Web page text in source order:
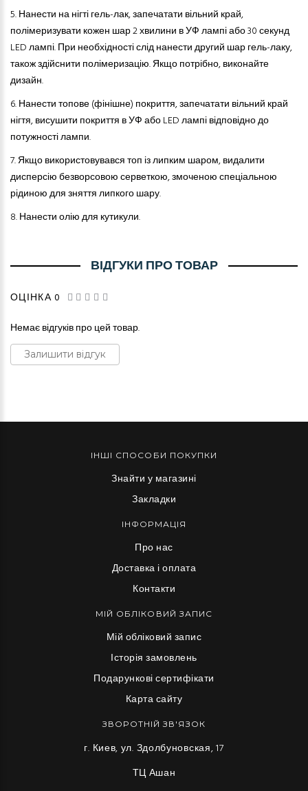
5.Нанести на нігті гель-лак, запечатати вільний край,
полімеризувати кожен шар 2 хвилини в УФ лампі або 30 секунд
LED лампі. При необхідності слід нанести другий шар гель-лаку,
також здійснити полімеризацію. Якщо потрібно, виконайте
дизайн.
6.Нанести топове (фінішне) покриття, запечатати вільний край
нігтя, висушити покриття в УФ або LED лампі відповідно до
потужності лампи.
7.Якщо використовувався топ із липким шаром, видалити
дисперсію безворсовою серветкою, змоченою спеціальною
рідиною для зняття липкого шару.
8.Нанести олію для кутикули.
ВІДГУКИ ПРО ТОВАР
ОЦІНКА 0
Немає відгуків про цей товар.
Залишити відгук
ІНШІ СПОСОБИ ПОКУПКИ
Знайти у магазині
Закладки
ІНФОРМАЦІЯ
Про нас
Доставка і оплата
Контакти
МІЙ ОБЛІКОВИЙ ЗАПИС
Мій обліковий запис
Історія замовлень
Подарункові сертифікати
Карта сайту
ЗВОРОТНІЙ ЗВ'ЯЗОК
г. Киев, ул. Здолбуновская, 17
ТЦ Ашан